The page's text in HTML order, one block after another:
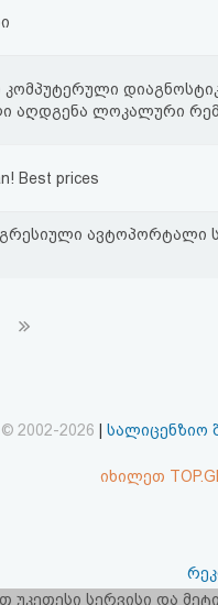
კომპუტერული
აღდგენა ლოკალური
Best prices
ავტოპორტალი
2002-2026 სალიცენზიო
იხილეთ
უკეთესი სერვისი და